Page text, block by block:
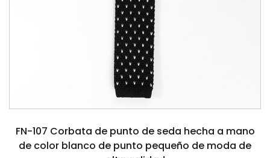
FN-107 Corbata de punto de seda hecha a mano
de color blanco de punto pequeño de moda de